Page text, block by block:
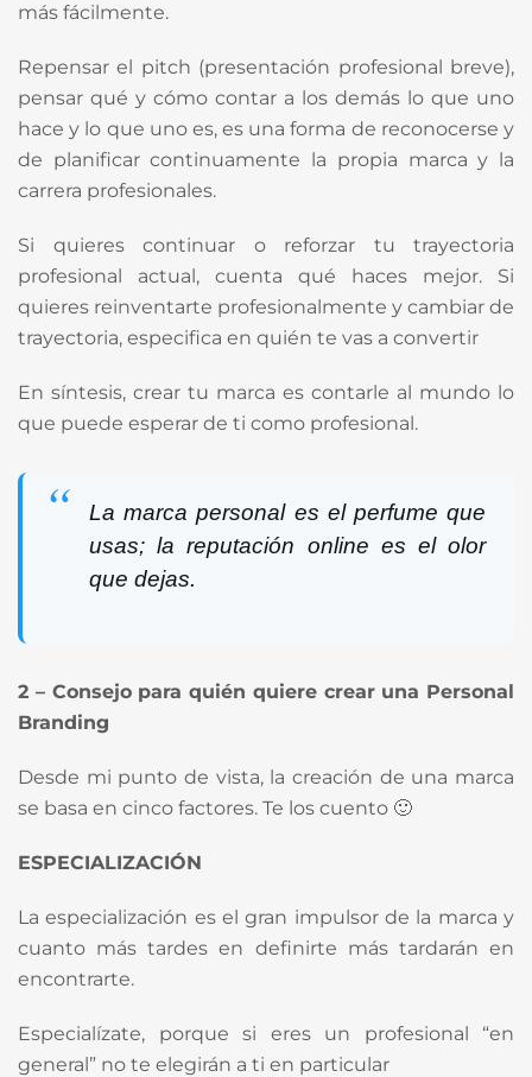
más fácilmente.
Repensar el pitch (presentación profesional breve),
pensar qué y cómo contar a los demás lo que uno
hace y lo que uno es, es una forma de reconocerse y
de planificar continuamente la propia marca y la
carrera profesionales.
Si quieres continuar o reforzar tu trayectoria
profesional actual, cuenta qué haces mejor. Si
quieres reinventarte profesionalmente y cambiar de
trayectoria, especifica en quién te vas a convertir
En síntesis, crear tu marca es contarle al mundo lo
que puede esperar de ti como profesional.
La marca personal es el perfume que
usas; la reputación online es el olor
que dejas.
2 – Consejo para quién quiere crear una Personal
Branding
Desde mi punto de vista, la creación de una marca
se basa en cinco factores. Te los cuento 🙂
ESPECIALIZACIÓN
La especialización es el gran impulsor de la marca y
cuanto más tardes en definirte más tardarán en
encontrarte.
Especialízate, porque si eres un profesional “en
general” no te elegirán a ti en particular